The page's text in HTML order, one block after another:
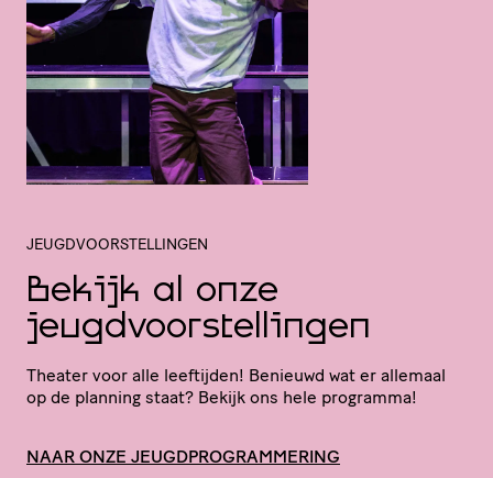
JEUGDVOORSTELLINGEN
Bekijk al onze
jeugdvoorstellingen
Theater voor alle leeftijden! Benieuwd wat er allemaal
op de planning staat? Bekijk ons hele programma!
NAAR ONZE JEUGDPROGRAMMERING